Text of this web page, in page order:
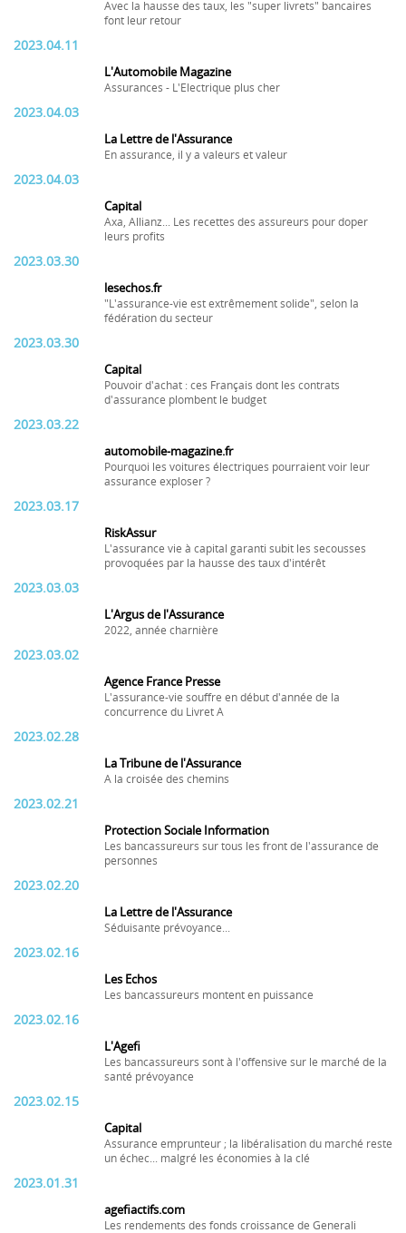
Avec la hausse des taux, les "super livrets" bancaires
font leur retour
2023.04.11
L'Automobile Magazine
Assurances - L'Electrique plus cher
2023.04.03
La Lettre de l'Assurance
En assurance, il y a valeurs et valeur
2023.04.03
Capital
Axa, Allianz... Les recettes des assureurs pour doper
leurs profits
2023.03.30
lesechos.fr
"L'assurance-vie est extrêmement solide", selon la
fédération du secteur
2023.03.30
Capital
Pouvoir d'achat : ces Français dont les contrats
d'assurance plombent le budget
2023.03.22
automobile-magazine.fr
Pourquoi les voitures électriques pourraient voir leur
assurance exploser ?
2023.03.17
RiskAssur
L'assurance vie à capital garanti subit les secousses
provoquées par la hausse des taux d'intérêt
2023.03.03
L'Argus de l'Assurance
2022, année charnière
2023.03.02
Agence France Presse
L'assurance-vie souffre en début d'année de la
concurrence du Livret A
2023.02.28
La Tribune de l'Assurance
A la croisée des chemins
2023.02.21
Protection Sociale Information
Les bancassureurs sur tous les front de l'assurance de
personnes
2023.02.20
La Lettre de l'Assurance
Séduisante prévoyance...
2023.02.16
Les Echos
Les bancassureurs montent en puissance
2023.02.16
L'Agefi
Les bancassureurs sont à l'offensive sur le marché de la
santé prévoyance
2023.02.15
Capital
Assurance emprunteur ; la libéralisation du marché reste
un échec... malgré les économies à la clé
2023.01.31
agefiactifs.com
Les rendements des fonds croissance de Generali